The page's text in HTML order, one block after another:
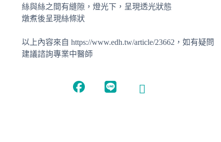
絲與絲之間有縫隙，燈光下，呈現透光狀態
燉煮後呈現絲條狀
以上內容來自 https://www.edh.tw/article/23662，如有疑問
建議諮詢專業中醫師